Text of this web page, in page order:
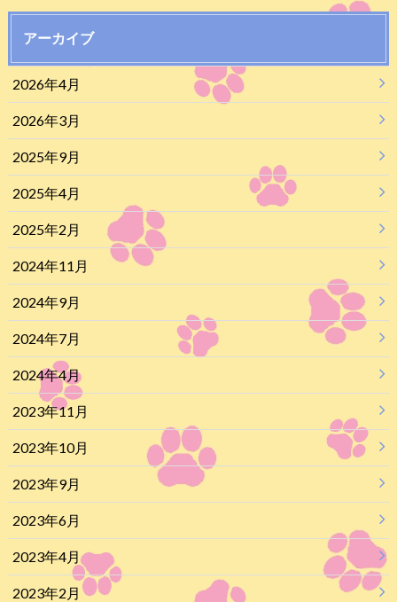
アーカイブ
2026年4月
2026年3月
2025年9月
2025年4月
2025年2月
2024年11月
2024年9月
2024年7月
2024年4月
2023年11月
2023年10月
2023年9月
2023年6月
2023年4月
2023年2月